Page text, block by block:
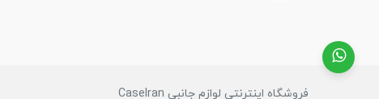
فروشگاه اینترنتی لوازم جانبی CaseIran